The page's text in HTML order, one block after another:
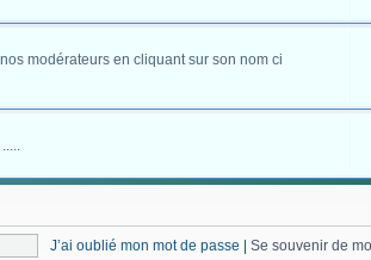
modérateurs en cliquant sur son nom ci
J’ai oublié mon mot de passe | Se souvenir de